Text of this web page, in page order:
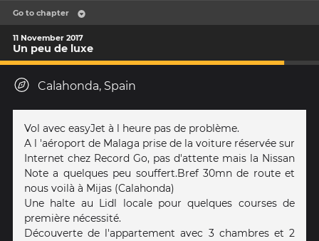
Go to chapter
11 November 2017
Un peu de luxe
Calahonda, Spain
Vol avec easyJet à l heure pas de problème.
A l 'aéroport de Malaga prise de la voiture réservée sur
Internet chez Record Go, pas d'attente mais la Nissan
Note a quelques peu souffert.Bref 30mn de route et
nous voilà à Mijas (Calahonda)
Une halte au Lidl locale pour quelques courses de
première nécessité.
Découverte de l'appartement avec 3 chambres et 2